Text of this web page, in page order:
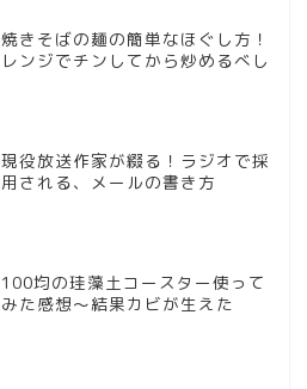
焼きそばの麺の簡単なほぐし方！
レンジでチンしてから炒めるべし
現役放送作家が綴る！ラジオで採
用される、メールの書き方
100均の珪藻土コースター使って
みた感想～結果カビが生えた